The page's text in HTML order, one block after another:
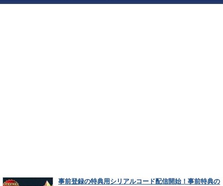
事前登録の特典用シリアルコード配信開始！事前特典の